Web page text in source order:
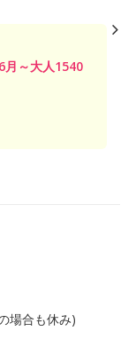
月～大人1540
場合も休み)